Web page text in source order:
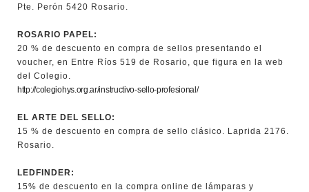
Pte. Perón 5420 Rosario.
ROSARIO PAPEL:
20 % de descuento en compra de sellos presentando el
voucher, en Entre Ríos 519 de Rosario, que figura en la web
del Colegio.
http://colegiohys.org.ar/instructivo-sello-profesional/
EL ARTE DEL SELLO:
15 % de descuento en compra de sello clásico. Laprida 2176.
Rosario.
LEDFINDER:
15% de descuento en la compra online de lámparas y